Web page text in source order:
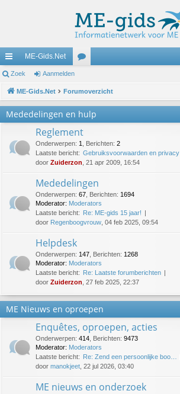
ne
lle
lin
ME-Gids.Net
u
m
s
Zoek Aanmelden
ME-Gids.Net Forumoverzicht
Mededelingen en hulp
Reglement
Onderwerpen: 1 Berichten: 2
Laatste bericht: Gebruiksvoorwaarden en privacy
door Zuiderzon , 21 apr 2009, 16:54
Mededelingen
Onderwerpen: 67 Berichten: 1694
Moderator: Moderators
Laatste bericht: Re: ME-gids 15 jaar!
door Regenboogvrouw , 04 feb 2025, 09:54
Helpdesk
Onderwerpen: 147 Berichten: 1268
Moderator: Moderators
Laatste bericht: Re: Laatste forumberichten
door Zuiderzon , 27 feb 2025, 22:37
ME Nieuws en oproepen
Enquêtes, oproepen, acties
Onderwerpen: 414 Berichten: 9473
Moderator: Moderators
Laatste bericht: Re: Zend een persoonlijke boo…
door manokjeet , 22 jul 2026, 03:40
ME nieuws en onderzoek